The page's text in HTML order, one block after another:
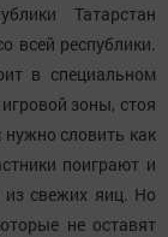
Татарстан
всей республики.
в специальном
зоны, стоя
словить как
поиграют и
из свежих яиц. Но
не оставят